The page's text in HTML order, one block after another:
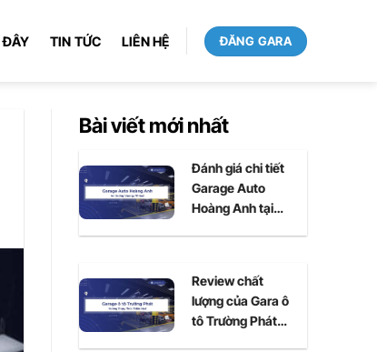
ĐÂY TIN TỨC LIÊN HỆ ĐĂNG GARA
Bài viết mới nhất
Đánh giá chi tiết
Garage Auto
Hoàng Anh tại
Review chất
lượng của Gara ô
tô Trường Phát